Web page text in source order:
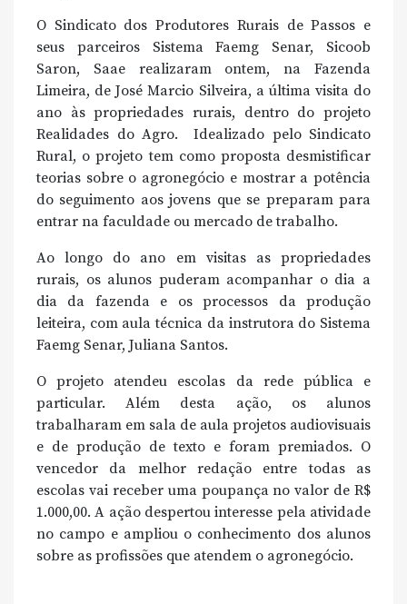
O Sindicato dos Produtores Rurais de Passos e
seus parceiros Sistema Faemg Senar, Sicoob
Saron, Saae realizaram ontem, na Fazenda
Limeira, de José Marcio Silveira, a última visita do
ano às propriedades rurais, dentro do projeto
Realidades do Agro. Idealizado pelo Sindicato
Rural, o projeto tem como proposta desmistificar
teorias sobre o agronegócio e mostrar a potência
do seguimento aos jovens que se preparam para
entrar na faculdade ou mercado de trabalho.
Ao longo do ano em visitas as propriedades
rurais, os alunos puderam acompanhar o dia a
dia da fazenda e os processos da produção
leiteira, com aula técnica da instrutora do Sistema
Faemg Senar, Juliana Santos.
O projeto atendeu escolas da rede pública e
particular. Além desta ação, os alunos
trabalharam em sala de aula projetos audiovisuais
e de produção de texto e foram premiados. O
vencedor da melhor redação entre todas as
escolas vai receber uma poupança no valor de R$
1.000,00. A ação despertou interesse pela atividade
no campo e ampliou o conhecimento dos alunos
sobre as profissões que atendem o agronegócio.